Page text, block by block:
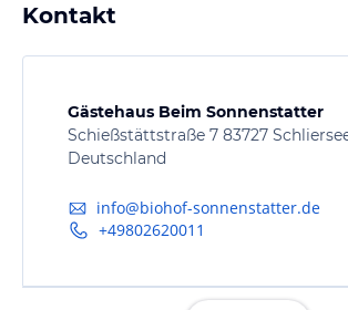
Kontakt
Gästehaus Beim Sonnenstatter
Schießstättstraße 7 83727
Deutschland
info@biohof-sonnenstatter.de
+49802620011